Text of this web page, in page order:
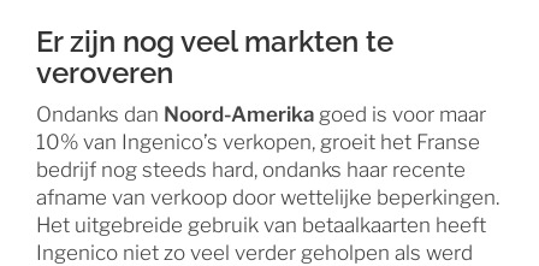
Er zijn nog veel markten te
veroveren
Ondanks dan Noord-Amerika goed is voor maar
10% van Ingenico’s verkopen, groeit het Franse
bedrijf nog steeds hard, ondanks haar recente
afname van verkoop door wettelijke beperkingen.
Het uitgebreide gebruik van betaalkaarten heeft
Ingenico niet zo veel verder geholpen als werd